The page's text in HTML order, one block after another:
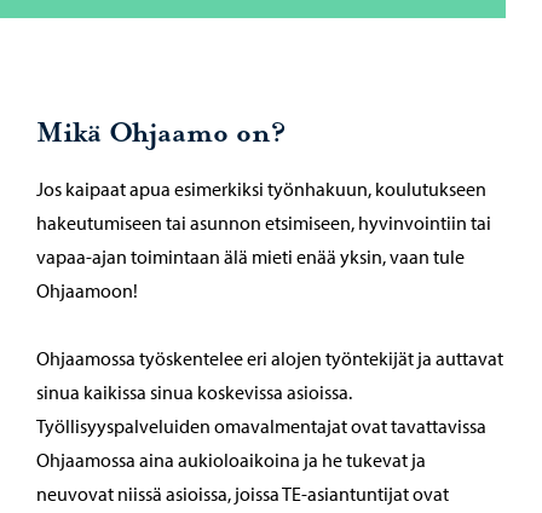
Mikä Ohjaamo on?
Jos kaipaat apua esimerkiksi työnhakuun, koulutukseen
hakeutumiseen tai asunnon etsimiseen, hyvinvointiin tai
vapaa-ajan toimintaan älä mieti enää yksin, vaan tule
Ohjaamoon!
Ohjaamossa työskentelee eri alojen työntekijät ja auttavat
sinua kaikissa sinua koskevissa asioissa.
Työllisyyspalveluiden omavalmentajat ovat tavattavissa
Ohjaamossa aina aukioloaikoina ja he tukevat ja
neuvovat niissä asioissa, joissa TE-asiantuntijat ovat